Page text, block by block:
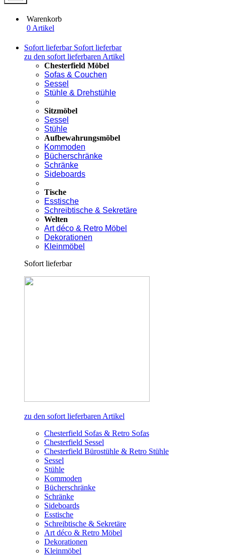
Warenkorb
0 Artikel
Sofort lieferbar Sofort lieferbar
zu den sofort lieferbaren Artikel
Chesterfield Möbel
Sofas & Couchen
Sessel
Stühle & Drehstühle
Sitzmöbel
Sessel
Stühle
Aufbewahrungsmöbel
Kommoden
Bücherschränke
Schränke
Sideboards
Tische
Esstische
Schreibtische & Sekretäre
Welten
Art déco & Retro Möbel
Dekorationen
Kleinmöbel
Sofort lieferbar
zu den sofort lieferbaren Artikel
Chesterfield Sofas & Retro Sofas
Chesterfield Sessel
Chesterfield Bürostühle & Retro Stühle
Sessel
Stühle
Kommoden
Bücherschränke
Schränke
Sideboards
Esstische
Schreibtische & Sekretäre
Art déco & Retro Möbel
Dekorationen
Kleinmöbel